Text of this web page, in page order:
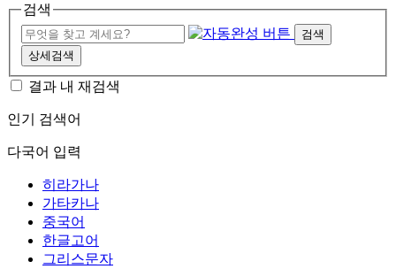
검색
검색
상세검색
결과 내 재검색
인기 검색어
다국어 입력
히라가나
가타카나
중국어
한글고어
그리스문자